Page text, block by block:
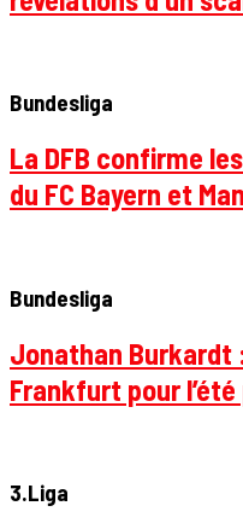
Bundesliga
La DFB confirme
du FC Bayern et
Bundesliga
Jonathan Burkardt
Frankfurt pour
3.Liga